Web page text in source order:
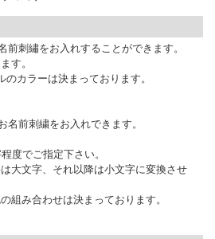
前刺繡をお入れすることができます。
す。
カラーは決まっております。
名前刺繍をお入れできます。
度でご指定下さい。
大文字、それ以降は小文字に変換させ
組み合わせは決まっております。